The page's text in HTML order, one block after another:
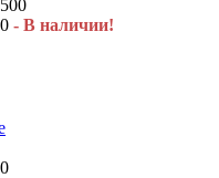
- В наличии!